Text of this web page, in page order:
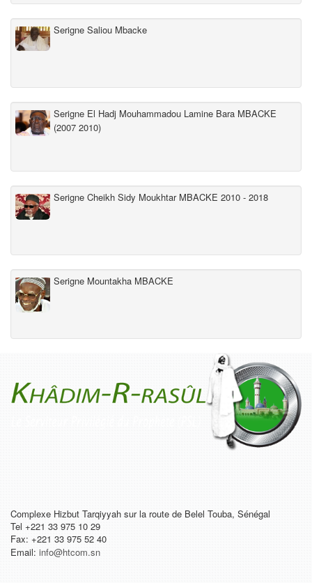
Serigne Saliou Mbacke
Serigne El Hadj Mouhammadou Lamine Bara MBACKE
(2007 2010)
Serigne Cheikh Sidy Moukhtar MBACKE 2010 - 2018
Serigne Mountakha MBACKE
Complexe Hizbut Tarqiyyah sur la route de Belel Touba, Sénégal
Tel +221 33 975 10 29
Fax: +221 33 975 52 40
Email: info@htcom.sn